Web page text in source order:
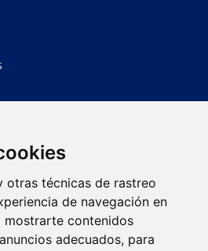
otras técnicas de rastreo
de navegación en
mostrarte contenidos
adecuados, para